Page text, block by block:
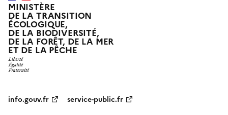
MINISTÈRE
DE LA TRANSITION
ÉCOLOGIQUE,
DE LA BIODIVERSITÉ,
DE LA FORÊT, DE LA MER
ET DE LA PÊCHE
info.gouv.fr
service-public.fr